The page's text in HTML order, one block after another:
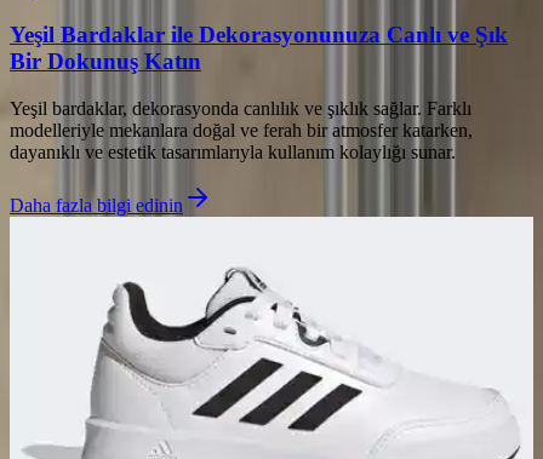
Yeşil Bardaklar ile Dekorasyonunuza Canlı ve Şık
Bir Dokunuş Katın
Yeşil bardaklar, dekorasyonda canlılık ve şıklık sağlar. Farklı
modelleriyle mekanlara doğal ve ferah bir atmosfer katarken,
dayanıklı ve estetik tasarımlarıyla kullanım kolaylığı sunar.
Daha fazla bilgi edinin